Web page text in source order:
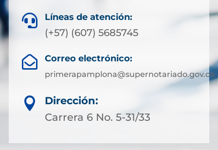
 Líneas de atención:
(+57) (607) 5685745
 Correo electrónico:
primerapamplona@supernotariado.gov.co

Dirección:
Carrera 6 No. 5-31/33